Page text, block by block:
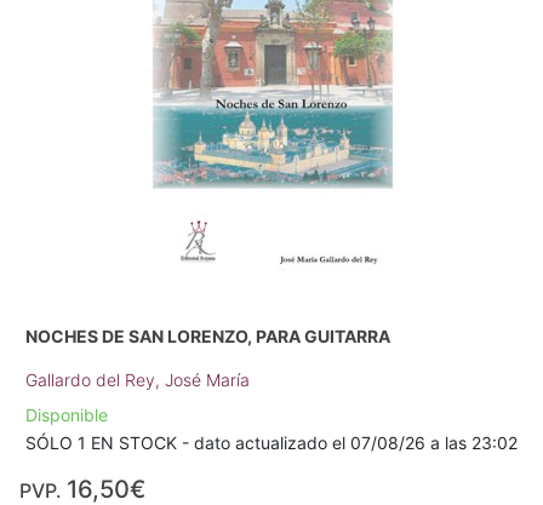
NOCHES DE SAN LORENZO, PARA GUITARRA
Gallardo del Rey, José María
Disponible
SÓLO 1 EN STOCK - dato actualizado el 07/08/26 a las 23:02
PVP. 16,50€